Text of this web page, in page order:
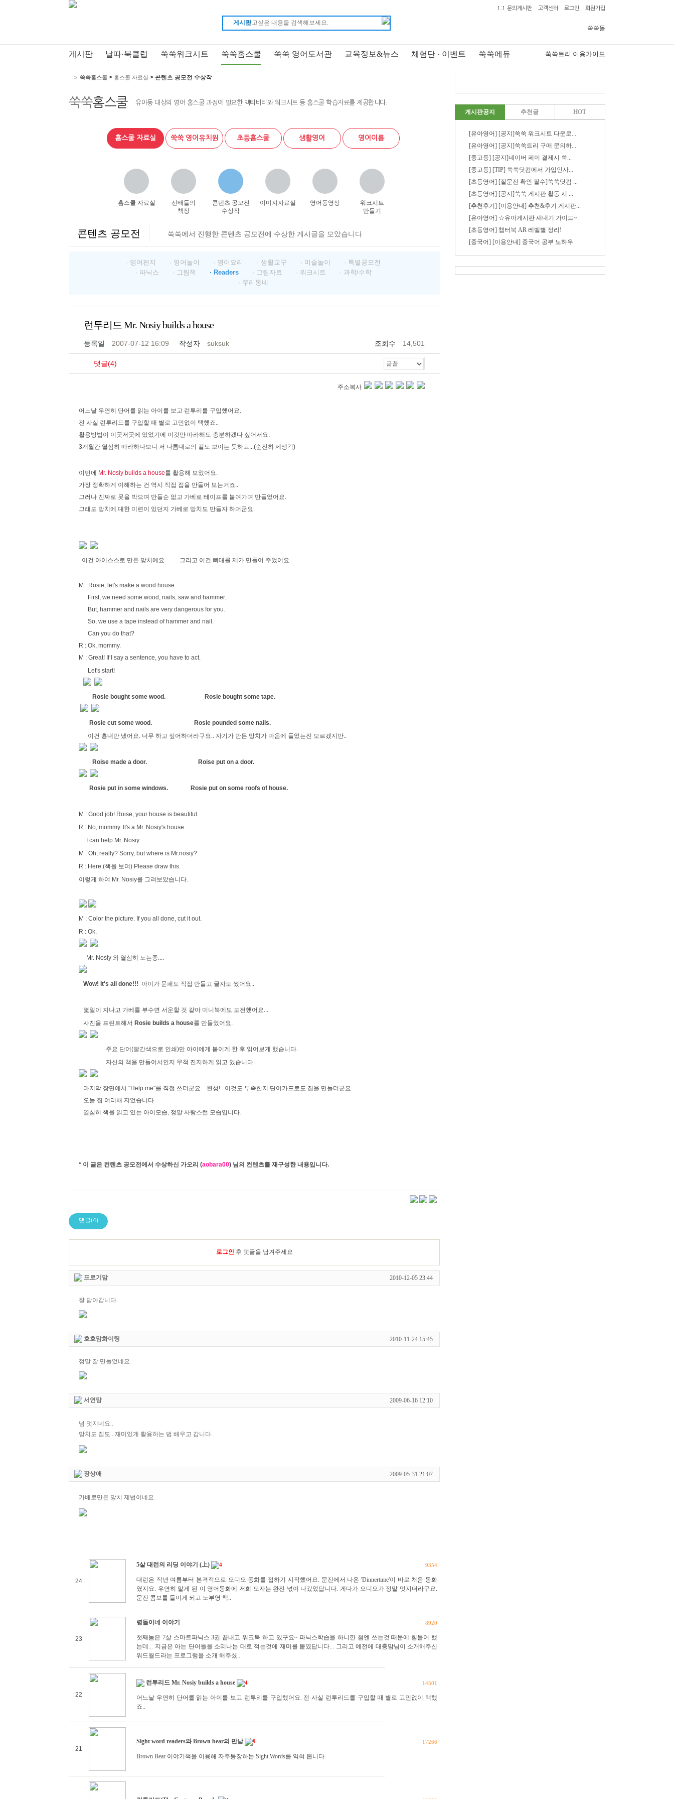
게시판
1:1 문의게시판 고객센터 로그인 회원가입
쑥쑥몰
게시판 날따·북클럽 쑥쑥워크시트 쑥쑥홈스쿨 쑥쑥 영어도서관 교육정보&뉴스 체험단 · 이벤트 쑥쑥에듀 쑥쑥트리 이용가이드
쑥쑥홈스쿨 유아동 대상의 영어 홈스쿨 과정에 필요한 액티비티와 워크시트 등 홈스쿨 학습자료를 제공합니다.
> 쑥쑥홈스쿨 > 홈스쿨 자료실 > 콘텐츠 공모전 수상작
홈스쿨 자료실 쑥쑥 영어유치원 초등홈스쿨 생활영어 영어이름
홈스쿨 자료실
선배들의
책장
콘텐츠 공모전
수상작
이미지자료실 영어동영상
워크시트
만들기
콘텐츠 공모전 쑥쑥에서 진행한 콘텐츠 공모전에 수상한 게시글을 모았습니다
· 영어편지 · 영어놀이 · 영어요리 · 생활교구 · 미술놀이
· 특별공모전
· 파닉스
· 그림책 · Readers · 그림자료 · 워크시트
· 과학/수학
· 우리동네
런투리드 Mr. Nosiy builds a house
등록일 2007-07-12 16:09 작성자 suksuk 조회수 14,501
댓글(4)
주소복사
어느날 우연히 단어를 읽는 아이를 보고 런투리를 구입했어요.
전 사실 런투리드를 구입할 때 별로 고민없이 택했죠..
활용방법이 이곳저곳에 있었기에 이것만 따라해도 충분하겠다 싶어서요.
3개월간 열심히 따라하다보니 저 나름대로의 길도 보이는 듯하고...(순전히 제생각)
이번에 Mr. Nosiy builds a house를 활용해 보았어요.
가장 정확하게 이해하는 건 역시 직접 집을 만들어 보는거죠..
그러나 진짜로 못을 박으며 만들순 없고 가베로 테이프를 붙여가며 만들었어요.
그래도 망치에 대한 미련이 있던지 가베로 망치도 만들자 하더군요.
이건 아이스스로 만든 망치예요. 그리고 이건 뼈대를 제가 만들어 주었어요.
M : Rosie, let's make a wood house.
First, we need some wood, nails, saw and hammer.
But, hammer and nails are very dangerous for you.
So, we use a tape instead of hammer and nail.
Can you do that?
R : Ok, mommy.
M : Great! If I say a sentence, you have to act.
Let's start!
Rosie bought some wood. Rosie bought some tape.
Rosie cut some wood. Rosie pounded some nails.
이건 흉내만 냈어요. 너무 하고 싶어하더라구요.. 자기가 만든 망치가 마음에 들었는진 모르겠지만..
Roise made a door. Roise put on a door.
Rosie put in some windows. Rosie put on some roofs of house.
M : Good job! Roise, your house is beautiful.
R : No, mommy. It's a Mr. Nosiy's house.
I can help Mr. Nosiy.
M : Oh, really? Sorry, but where is Mr.nosiy?
R : Here.(책을 보며) Please draw this.
이렇게 하여 Mr. Nosiy를 그려보았습니다.
M : Color the picture. If you all done, cut it out.
R : Ok.
Mr. Nosiy 와 열심히 노는중....
Wow! It's all done!!! 아이가 문패도 직접 만들고 글자도 썼어요..
몇일이 지나고 가베를 부수면 서운할 것 같아 미니북에도 도전했어요...
사진을 프린트해서 Rosie builds a house를 만들었어요.
주요 단어(빨간색으로 인쇄)만 아이에게 붙이게 한 후 읽어보게 했습니다.
자신의 책을 만들어서인지 무척 진지하게 읽고 있습니다.
마지막 장면에서 "Help me"를 직접 쓰더군요.. 완성! 이것도 부족한지 단어카드로도 집을 만들더군요..
오늘 집 여러채 지었습니다.
열심히 책을 읽고 있는 아이모습, 정말 사랑스런 모습입니다.
* 이 글은 컨텐츠 공모전에서 수상하신 가오리 (aobara00) 님의 컨텐츠를 재구성한 내용입니다.
댓글(4)
로그인 후 덧글을 남겨주세요
프로기맘 2010-12-05 23:44
잘 담아갑니다.
호호맘화이팅 2010-11-24 15:45
정말 잘 만들었네요.
서연맘 2009-06-16 12:10
넘 멋지네요..
망치도 집도...재미있게 활용하는 법 배우고 갑니다.
장상애 2009-05-31 21:07
가베로만든 망치 제법이네요..
24
5살 대런의 리딩 이야기 (上) 4 9354
대런은 작년 여름부터 본격적으로 오디오 동화를 접하기 시작했어요. 문진에서 나온 'Dinnertime'이 바로 처음 동화
였지요. 우연히 알게 된 이 영어동화에 저희 모자는 완전 넋이 나갔었답니다. 게다가 오디오가 정말 멋지더라구요.
문진 콤보를 들이게 되고 노부영 책..
23
령돌이네 이야기 8920
첫째놈은 7살 스마트파닉스 3권 끝내고 워크북 하고 있구요~ 파닉스학습을 하니깐 첨엔 쓰는것 때문에 힘들어 했
는데... 지금은 아는 단어들을 소리나는 대로 적는것에 재미를 붙였답니다... 그리고 예전에 대충맘님이 소개해주신
워드월드라는 프로그램을 소개 해주셨..
22
런투리드 Mr. Nosiy builds a house 4 14501
어느날 우연히 단어를 읽는 아이를 보고 런투리를 구입했어요. 전 사실 런투리드를 구입할 때 별로 고민없이 택했
죠..
21
Sight word readers와 Brown bear의 만남 9 17266
Brown Bear 이야기책을 이용해 자주등장하는 Sight Words를 익혀 봅니다.
게시판공지 추천글 HOT
[유아영어] [공지]쑥쑥 워크시트 다운로...
[유아영어] [공지]쑥쑥트리 구매 문의하...
[중고등] [공지]네이버 페이 결제시 쑥...
[중고등] [TIP] 쑥쑥닷컴에서 가입인사...
[초등영어] [질문전 확인 필수]쑥쑥닷컴 ...
[초등영어] [공지]쑥쑥 게시판 활동 시 ...
[추천후기] [이용안내] 추천&후기 게시판...
[유아영어] ☆유아게시판 새내기 가이드~
[초등영어] 챕터북 AR 레벨별 정리!
[중국어] [이용안내] 중국어 공부 노하우